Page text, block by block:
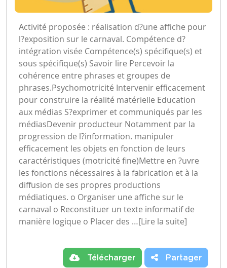
Activité proposée : réalisation d?une affiche pour
l?exposition sur le carnaval. Compétence d?
intégration visée Compétence(s) spécifique(s) et
sous spécifique(s) Savoir lire Percevoir la
cohérence entre phrases et groupes de
phrases.Psychomotricité Intervenir efficacement
pour construire la réalité matérielle Education
aux médias S?exprimer et communiqués par les
médiasDevenir producteur Notamment par la
progression de l?information. manipuler
efficacement les objets en fonction de leurs
caractéristiques (motricité fine)Mettre en ?uvre
les fonctions nécessaires à la fabrication et à la
diffusion de ses propres productions
médiatiques. o Organiser une affiche sur le
carnaval o Reconstituer un texte informatif de
manière logique o Placer des …[Lire la suite]
Télécharger Partager